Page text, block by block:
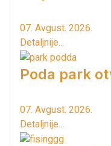
07. Avgust. 2026.
Detaljnije...
Poda park
07. Avgust. 2026.
Detaljnije...